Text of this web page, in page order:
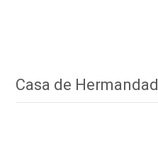
Casa de Hermandad